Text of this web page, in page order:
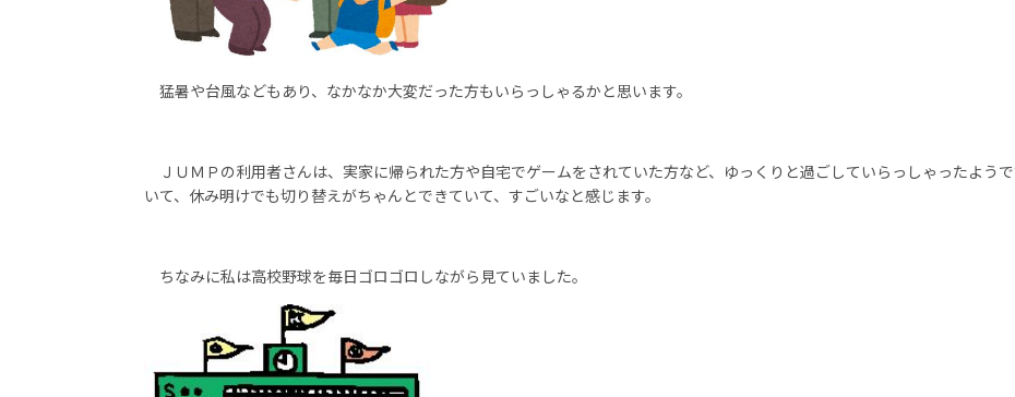
猛暑や台風などもあり、なかなか大変だった方もいらっしゃるかと思います。
ＪＵＭＰの利用者さんは、実家に帰られた方や自宅でゲームをされていた方など、ゆっくりと過ごしていらっしゃったよう
いて、休み明けでも切り替えがちゃんとできていて、すごいなと感じます。
ちなみに私は高校野球を毎日ゴロゴロしながら見ていました。